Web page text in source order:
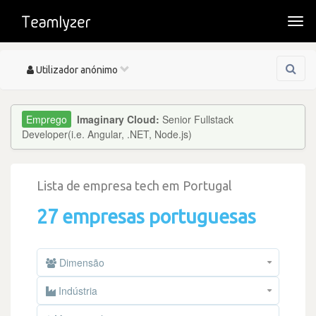
Toggle
Utilizador anónimo
Imaginary Cloud: Senior Fullstack
Developer(i.e. Angular, .NET, Node.js)
Lista de empresa tech em Portugal
27 empresas portuguesas
Dimensão
Indústria